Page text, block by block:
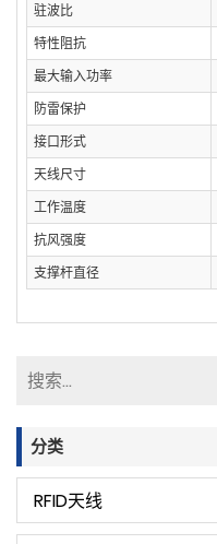
分类
RFID天线
驻波比
特性阻抗
最大输入功率
防雷保护
接口形式
天线尺寸
工作温度
抗风强度
支撑杆直径